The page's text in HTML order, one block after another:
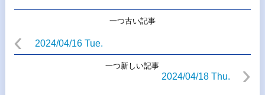
一つ古い記事
2024/04/16 Tue.
一つ新しい記事
2024/04/18 Thu.